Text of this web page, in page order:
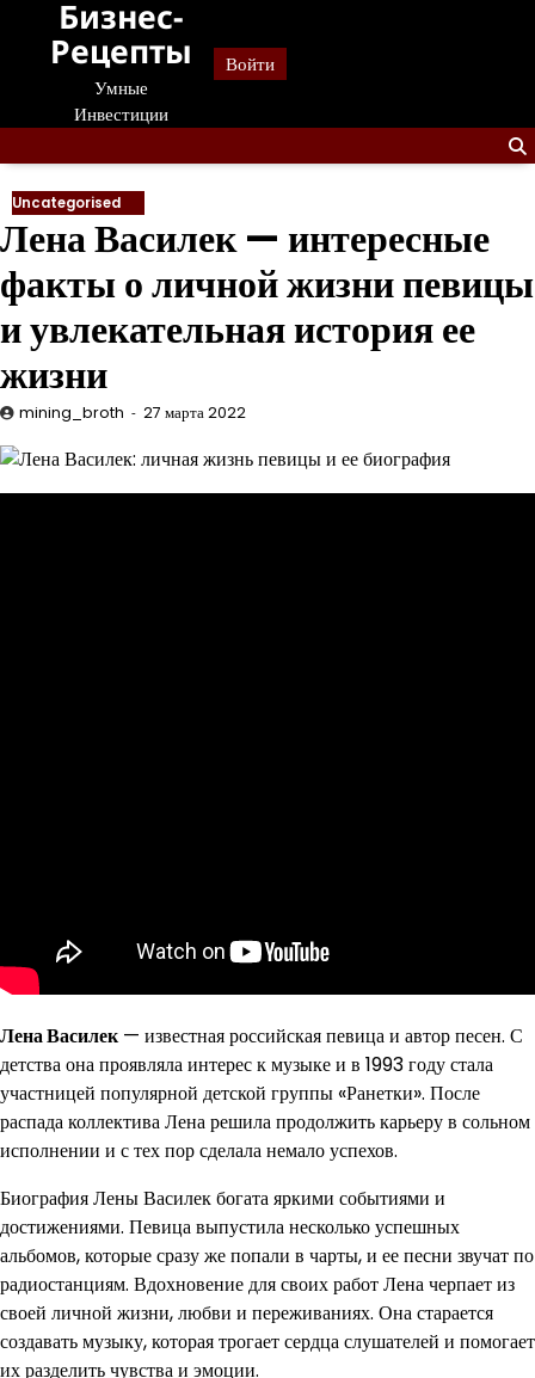
Перейти
содержанию
Бизнес-
Рецепты
Умные
Инвестиции
Войти
Uncategorised
Лена Василек — интересные
факты о личной жизни певицы
и увлекательная история ее
жизни
mining_broth 27 марта 2022
Лена Василек— известная российская певица и автор песен. С
детства она проявляла интерес к музыке и в 1993 году стала
участницей популярной детской группы «Ранетки». После
распада коллектива Лена решила продолжить карьеру в сольном
исполнении и с тех пор сделала немало успехов.
Биография Лены Василек богата яркими событиями и
достижениями. Певица выпустила несколько успешных
альбомов, которые сразу же попали в чарты, и ее песни звучат по
радиостанциям. Вдохновение для своих работ Лена черпает из
своей личной жизни, любви и переживаниях. Она старается
создавать музыку, которая трогает сердца слушателей и помогает
их разделить чувства и эмоции.